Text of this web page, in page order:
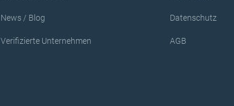
News / Blog
Verifizierte Unternehmen
Datenschutz
AGB